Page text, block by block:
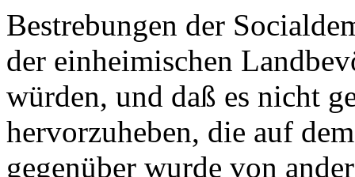
Bestrebungen der
der einheimischen
würden, und daß es nicht
hervorzuheben, die auf
gegenüber wurde von